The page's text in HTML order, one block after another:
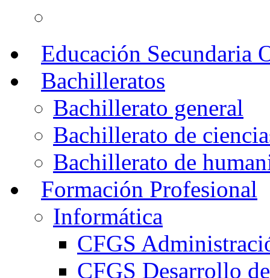
Educación Secundaria
Bachilleratos
Bachillerato general
Bachillerato de
Bachillerato de
Formación Profesional
Informática
CFGS
CFGS Desarrollo